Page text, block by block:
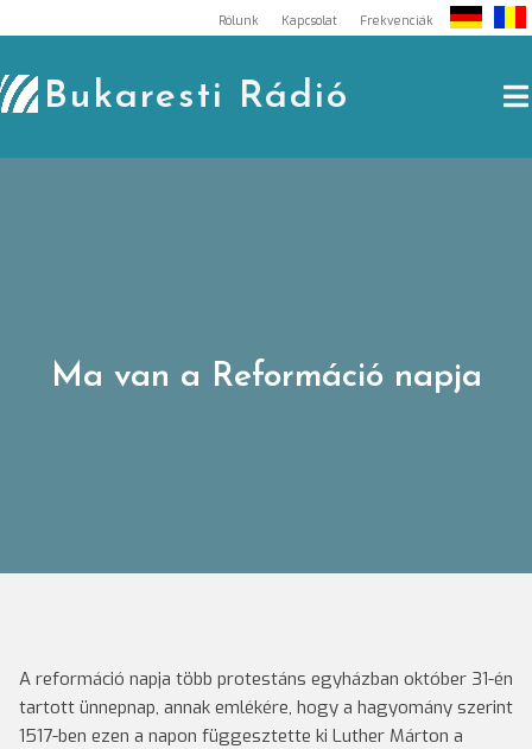
to
content
Rólunk Kapcsolat Frekvenciák
Bukaresti Rádió
Ma van a Reformáció napja
A reformáció napja több protestáns egyházban október 31-én
tartott ünnepnap, annak emlékére, hogy a hagyomány szerint
1517-ben ezen a napon függesztette ki Luther Márton a